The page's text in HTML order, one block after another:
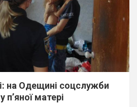
на Одещині соцслужби
п’яної матері